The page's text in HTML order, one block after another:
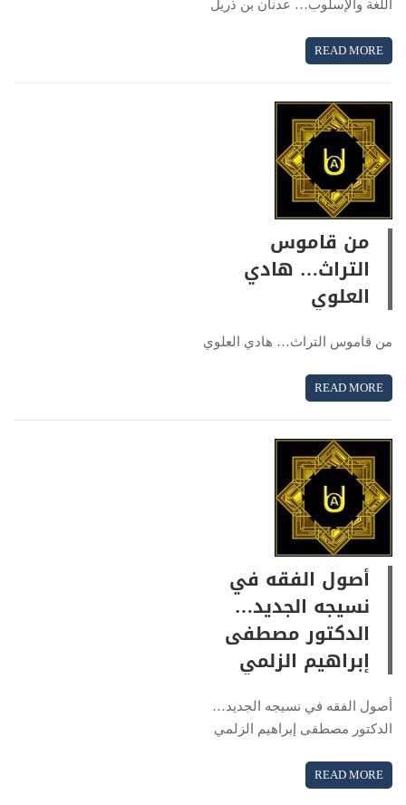
اللغة والإسلوب… عدنان بن ذريل
READ MORE
من قاموس
التراث… هادي
العلوي
من قاموس التراث… هادي العلوي
READ MORE
أصول الفقه في
نسيجه الجديد…
الدكتور مصطفى
إبراهيم الزلمي
أصول الفقه في نسيجه الجديد…
الدكتور مصطفى إبراهيم الزلمي
READ MORE